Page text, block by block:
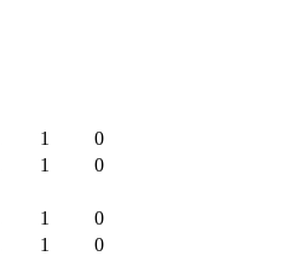
1
0
1
0
1
0
1
0